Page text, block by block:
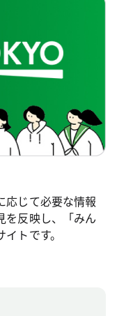
応じて必要な情報
を反映し、「みん
トです。